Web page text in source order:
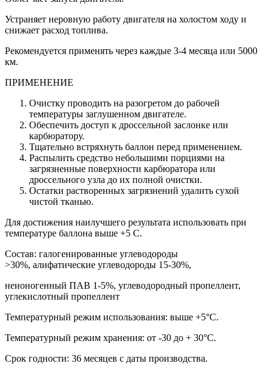
Устраняет неровную работу двигателя на холостом ходу и
снижает расход топлива.
Рекомендуется применять через каждые 3-4 месяца или 5000
км.
ПРИМЕНЕНИЕ
Очистку проводить на разогретом до рабочей
температуры заглушенном двигателе.
Обеспечить доступ к дроссельной заслонке или
карбюратору.
Тщательно встряхнуть баллон перед применением.
Распылить средство небольшими порциями на
загрязненные поверхности карбюратора или
дроссельного узла до их полной очистки.
Остатки растворенных загрязнений удалить сухой
чистой тканью.
Для достижения наилучшего результата использовать при
температуре баллона выше +5 C.
Состав: галогенированные углеводороды
>30%, алифатические углеводороды 15-30%,
неионогенный ПАВ 1-5%, углеводородный пропеллент,
углекислотный пропеллент
Температурный режим использования: выше +5°С.
Температурный режим хранения: от -30 до + 30°С.
Срок годности: 36 месяцев с даты производства.